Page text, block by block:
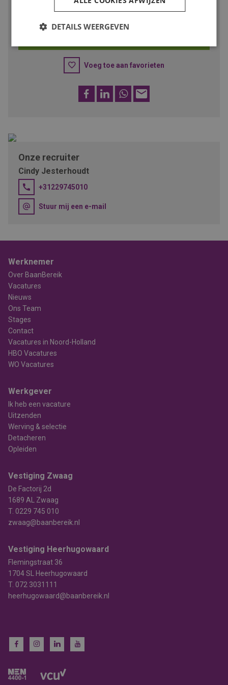
Solliciteer dan snel op deze functie of deel de vacature met
FacebookLinkedInWhatsApp
Voeg toe aan favorieten
Onze recruiter
Cindy Jesterhoudt
+31229745010
Stuur mij een e-mail
Werknemer
Over BaanBereik
Vacatures
Nieuws
Ons Team
Stages
Contact
Vacatures in Noord-Holland
HBO Vacatures
WO Vacatures
Werkgever
Ik heb een vacature
Uitzenden
Werving & selectie
Detacheren
Opleiden
Vestiging Zwaag
De Factorij 2d
1689 AL Zwaag
T. 0229 745 010
zwaag@baanbereik.nl
Vestiging Heerhugowaard
Flemingstraat 36
1704 SL Heerhugowaard
T. 072 3031111
heerhugowaard@baanbereik.nl
DETAILS WEERGEVEN